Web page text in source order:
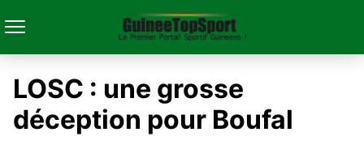
LOSC : une grosse
déception pour Boufal